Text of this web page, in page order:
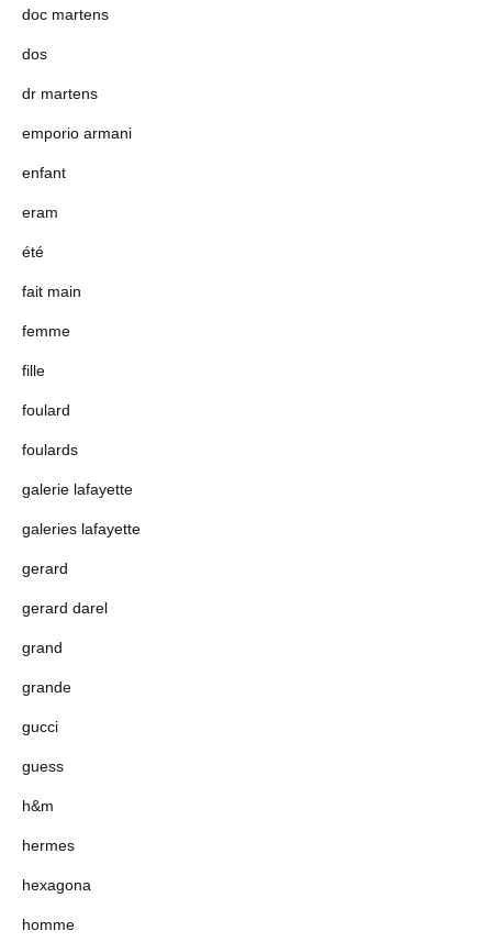
doc martens
dos
dr martens
emporio armani
enfant
eram
été
fait main
femme
fille
foulard
foulards
galerie lafayette
galeries lafayette
gerard
gerard darel
grand
grande
gucci
guess
h&m
hermes
hexagona
homme